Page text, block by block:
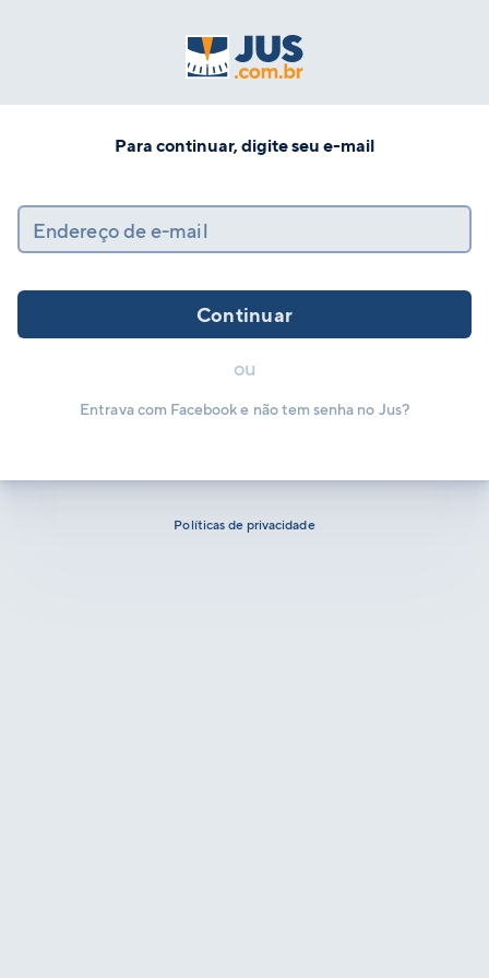
Para continuar, digite seu e-mail
Endereço de e-mail
Continuar
ou
Entrava com Facebook e não tem senha no Jus?
Políticas de privacidade